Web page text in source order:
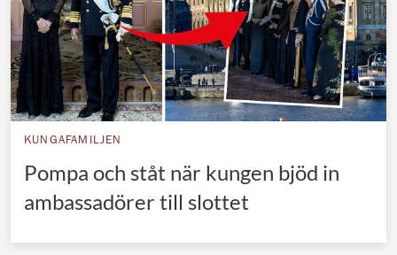
Spanska kungahuset
Nederländska kungahuset
Belgiska kungahuset
Jordanska kungahuset
Luxemburgska storhertighuset
Japanska kejsarhuset
Thailändska kungahuset
KUNGAFAMILJEN
Pompa och ståt när kungen bjöd in
ambassadörer till slottet